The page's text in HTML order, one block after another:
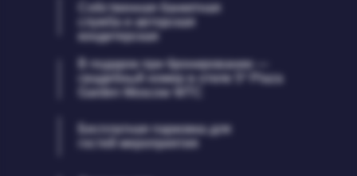
Бесплатная парковка для
гостей мероприятия
В подарок при бронировании —
свадебный номер в отеле 5* Plaza
Garden Moscow WTC
Собственная банкетная
служба и авторская
кондитерская